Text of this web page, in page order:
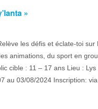
»
les défis et éclate-toi
animations, du sport en
cible : 11 – 17 ans Lieu :
au 03/08/2024 Inscription: